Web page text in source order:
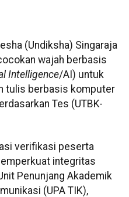
(Undiksha) Singaraja
wajah berbasis
Intelligence/AI) untuk
tulis berbasis komputer
Tes (UTBK-
verifikasi peserta
integritas
Penunjang Akademik
(UPA TIK),